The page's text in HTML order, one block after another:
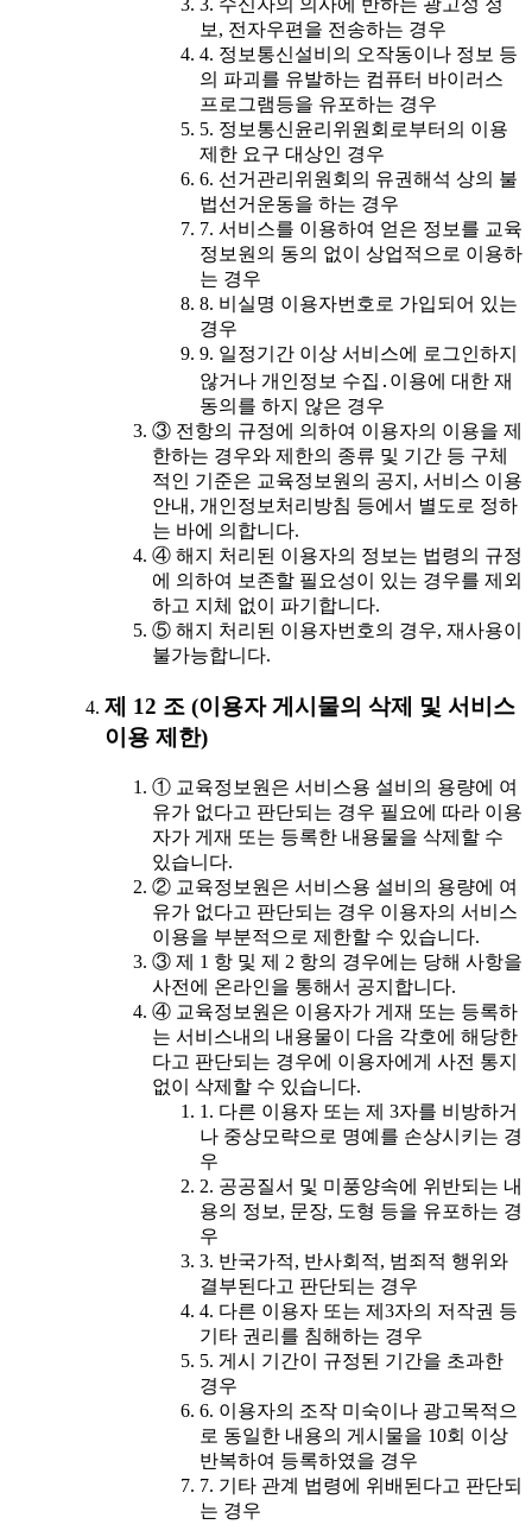
3. 수신자의 의사에 반하는 광고성 정
보, 전자우편을 전송하는 경우
4. 정보통신설비의 오작동이나 정보 등
의 파괴를 유발하는 컴퓨터 바이러스
프로그램등을 유포하는 경우
5. 정보통신윤리위원회로부터의 이용
제한 요구 대상인 경우
6. 선거관리위원회의 유권해석 상의 불
법선거운동을 하는 경우
7. 서비스를 이용하여 얻은 정보를 교육
정보원의 동의 없이 상업적으로 이용하
는 경우
8. 비실명 이용자번호로 가입되어 있는
경우
9. 일정기간 이상 서비스에 로그인하지
않거나 개인정보 수집․이용에 대한 재
동의를 하지 않은 경우
③ 전항의 규정에 의하여 이용자의 이용을 제
한하는 경우와 제한의 종류 및 기간 등 구체
적인 기준은 교육정보원의 공지, 서비스 이용
안내, 개인정보처리방침 등에서 별도로 정하
는 바에 의합니다.
④ 해지 처리된 이용자의 정보는 법령의 규정
에 의하여 보존할 필요성이 있는 경우를 제외
하고 지체 없이 파기합니다.
⑤ 해지 처리된 이용자번호의 경우, 재사용이
불가능합니다.
제 12 조 (이용자 게시물의 삭제 및 서비스
이용 제한)
① 교육정보원은 서비스용 설비의 용량에 여
유가 없다고 판단되는 경우 필요에 따라 이용
자가 게재 또는 등록한 내용물을 삭제할 수
있습니다.
② 교육정보원은 서비스용 설비의 용량에 여
유가 없다고 판단되는 경우 이용자의 서비스
이용을 부분적으로 제한할 수 있습니다.
③ 제 1 항 및 제 2 항의 경우에는 당해 사항을
사전에 온라인을 통해서 공지합니다.
④ 교육정보원은 이용자가 게재 또는 등록하
는 서비스내의 내용물이 다음 각호에 해당한
다고 판단되는 경우에 이용자에게 사전 통지
없이 삭제할 수 있습니다.
1. 다른 이용자 또는 제 3자를 비방하거
나 중상모략으로 명예를 손상시키는 경
우
2. 공공질서 및 미풍양속에 위반되는 내
용의 정보, 문장, 도형 등을 유포하는 경
우
3. 반국가적, 반사회적, 범죄적 행위와
결부된다고 판단되는 경우
4. 다른 이용자 또는 제3자의 저작권 등
기타 권리를 침해하는 경우
5. 게시 기간이 규정된 기간을 초과한
경우
6. 이용자의 조작 미숙이나 광고목적으
로 동일한 내용의 게시물을 10회 이상
반복하여 등록하였을 경우
7. 기타 관계 법령에 위배된다고 판단되
는 경우